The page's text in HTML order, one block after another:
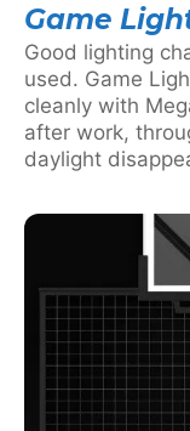
Game
Good lighting
used. Game
cleanly with
after work,
daylight